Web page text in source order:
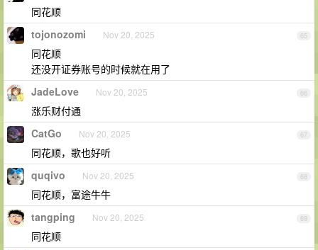
同花顺
65
tojonozomi Nov 20, 2025
同花顺
还没开证券账号的时候就在用了
66
JadeLove Nov 20, 2025
涨乐财付通
67
CatGo Nov 20, 2025
同花顺，歌也好听
68
quqivo Nov 20, 2025
同花顺，富途牛牛
69
tangping Nov 20, 2025
同花顺